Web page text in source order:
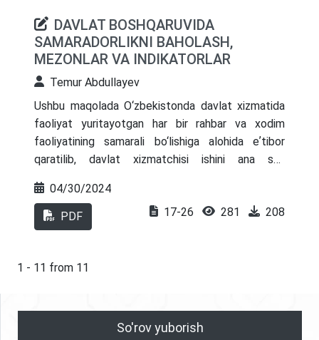
zaruriy ko‘rsatkichlar va faoliyatning iqtisodiy xavf
darajasini baholash ilmiy tahlil etilgan.
DAVLAT BOSHQARUVIDA
SAMARADORLIKNI BAHOLASH,
MEZONLAR VA INDIKATORLAR
Temur Abdullayev
Ushbu maqolada O‘zbekistonda davlat xizmatida
faoliyat yuritayotgan har bir rahbar va xodim
faoliyatining samarali bo‘lishiga alohida eʼtibor
qaratilib, davlat xizmatchisi ishini ana shu
04/30/2024
PDF 17-26 281 208
1 - 11 from 11
So'rov yuborish